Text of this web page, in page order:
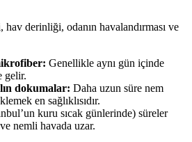
derinliği, odanın havalandırması ve
Genellikle aynı gün içinde
gelir.
dokumalar: Daha uzun süre nem
en sağlıklısıdır.
kuru sıcak günlerinde) süreler
nemli havada uzar.